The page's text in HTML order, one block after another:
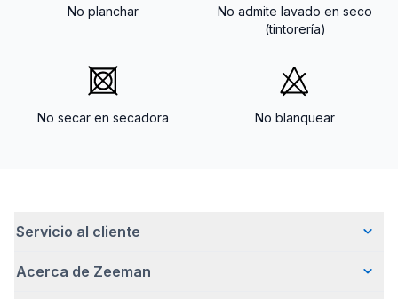
No planchar
No admite lavado en seco
(tintorería)
No secar en secadora No blanquear
Servicio al cliente
Preguntas frecuentes
Acerca de Zeeman